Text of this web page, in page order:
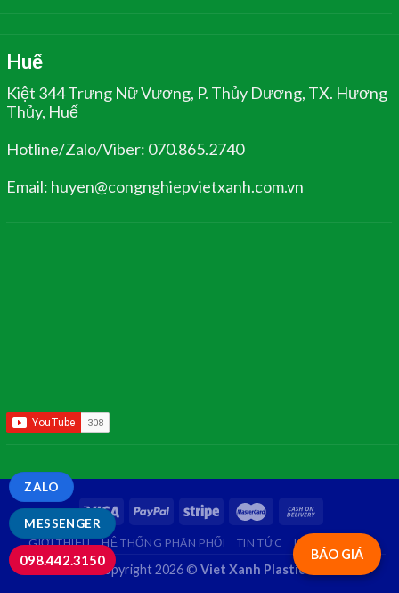
Huế
Kiệt 344 Trưng Nữ Vương, P. Thủy Dương, TX. Hương
Thủy, Huế
Hotline/Zalo/Viber: 070.865.2740
Email: huyen@congnghiepvietxanh.com.vn
BÁO GIÁ
GIỚI THIỆU HỆ THỐNG PHÂN PHỐI TIN TỨC LIÊN HỆ
Copyright 2026 © Viet Xanh Plastic
MESSENGER
ZALO
098.442.3150